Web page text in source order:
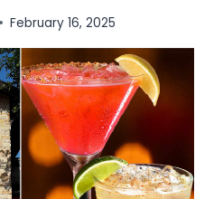
February 16, 2025